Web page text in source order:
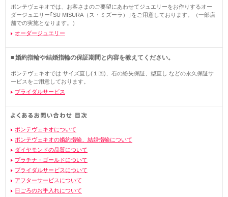
ポンテヴェキオでは、お客さまのご要望にあわせてジュエリーをお作りするオー
ダージュエリー｢SU MISURA（ス・ミズーラ）｣をご用意しております。（一部店
舗での実施となります。）
オーダージュエリー
婚約指輪や結婚指輪の保証期間と内容を教えてください。
ポンテヴェキオでは サイズ直し(１回)、石の紛失保証、型直し などの永久保証サ
ービスをご用意しております。
ブライダルサービス
ポンテヴェキオについて
ポンテヴェキオの婚約指輪、結婚指輪について
ダイヤモンドの品質について
プラチナ・ゴールドについて
ブライダルサービスについて
アフターサービスについて
日ごろのお手入れについて